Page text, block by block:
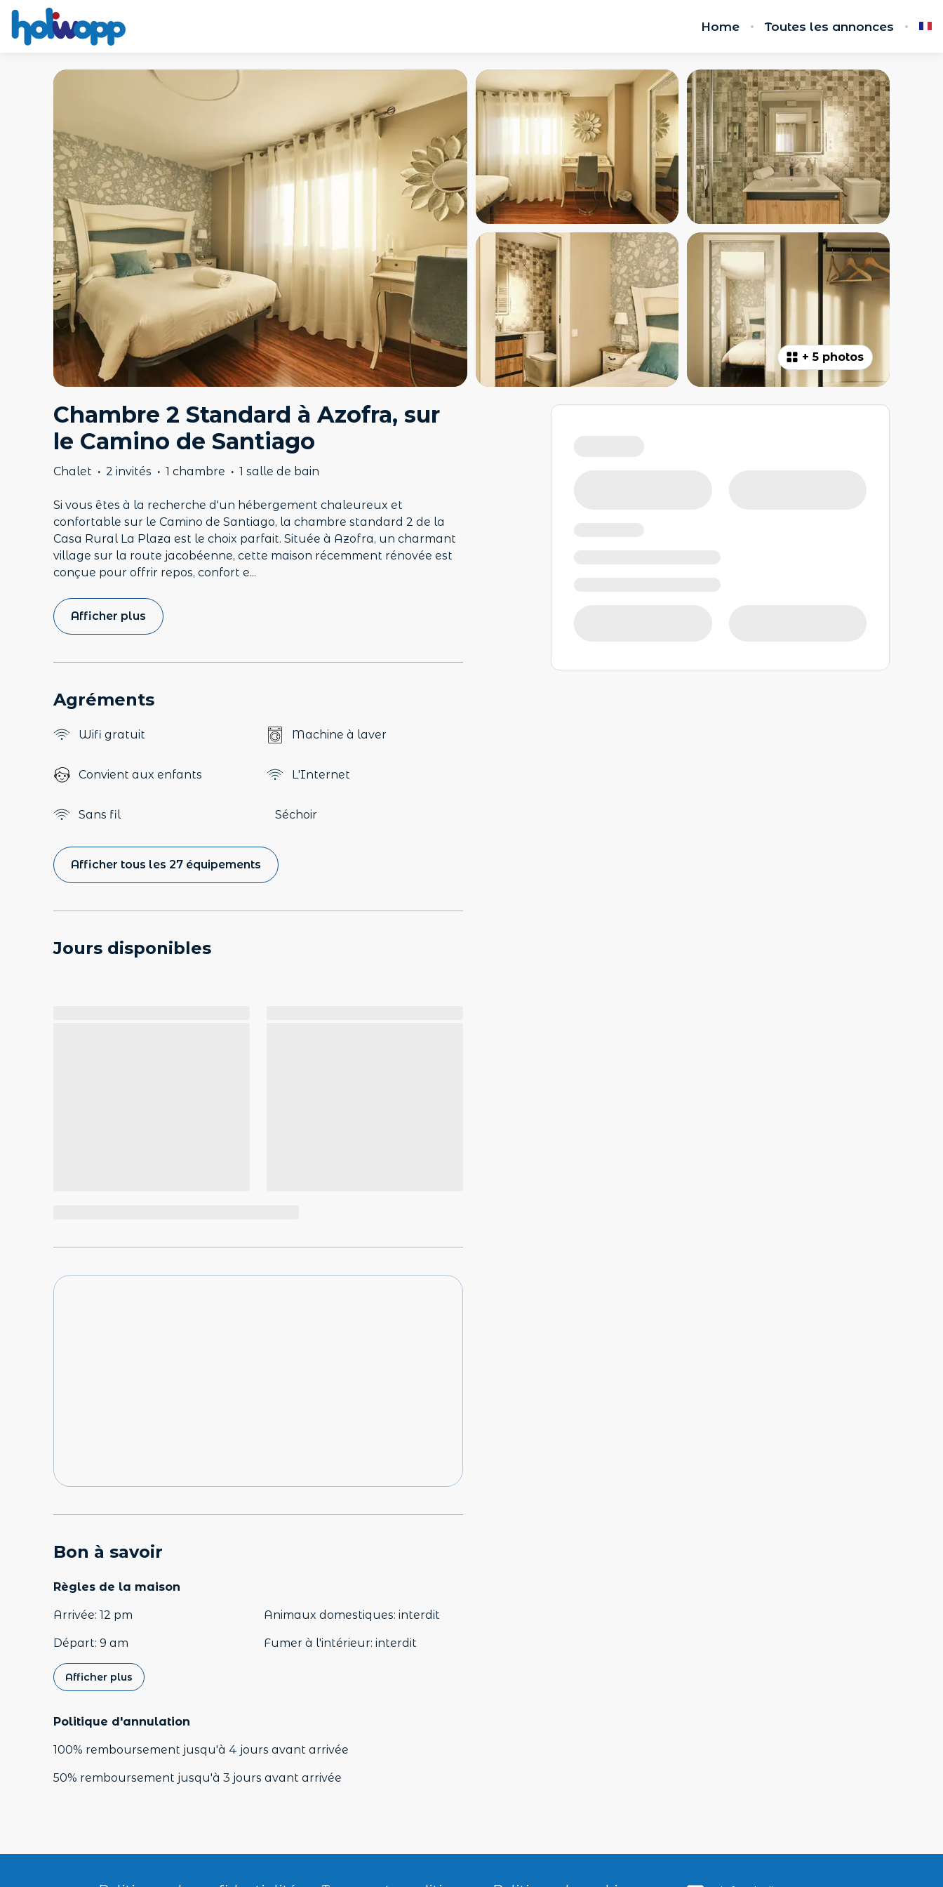
Home Toutes les annonces
+ 5 photos
Chambre 2 Standard à Azofra, sur
le Camino de Santiago
Chalet · 2 invités · 1 chambre · 1 salle de bain
Si vous êtes à la recherche d'un hébergement chaleureux et
confortable sur le Camino de Santiago, la chambre standard 2 de la
Casa Rural La Plaza est le choix parfait. Située à Azofra, un charmant
village sur la route jacobéenne, cette maison récemment rénovée est
conçue pour offrir repos, confort e...
Afficher plus
Agréments
Wifi gratuit Machine à laver
Convient aux enfants L'Internet
Sans fil Séchoir
Afficher tous les 27 équipements
Jours disponibles
Bon à savoir
Règles de la maison
Arrivée: 12 pm
Départ: 9 am
Animaux domestiques: interdit
Fumer à l'intérieur: interdit
Afficher plus
Politique d'annulation
100% remboursement jusqu'à 4 jours avant arrivée
50% remboursement jusqu'à 3 jours avant arrivée